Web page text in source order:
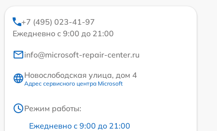
+7 (495) 023-41-97
Ежедневно с 9:00 до 21:00
info@microsoft-repair-center.ru
Новослободская улица, дом 4
Адрес сервисного центра Microsoft
Режим работы:
Ежедневно с 9:00 до 21:00